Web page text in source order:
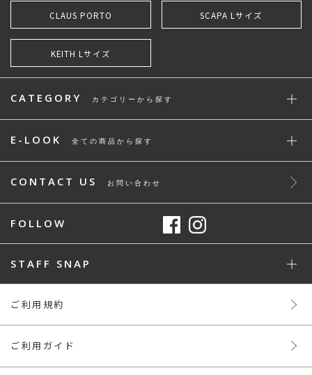
CLAUS PORTO SCAPA Lサイズ
KEITH Lサイズ
CATEGORY カテゴリーから探す
E-LOOK 全ての商品から探す
CONTACT US お問い合わせ
FOLLOW
STAFF SNAP
ご利用規約
ご利用ガイド